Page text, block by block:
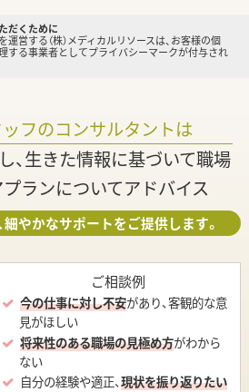
だくために
営する（株）メディカルリソースは、お客様の個
する事業者としてプライバシーマークが付与され
フのコンサルタントは
、生きた情報に基づいて職場
ランについてアドバイス
やかなサポートをご提供します。
ご相談例
今の仕事に対し不安があり、客観的な意
見がほしい
将来性のある職場の見極め方がわから
ない
自分の経験や適正、現状を振り返りたい